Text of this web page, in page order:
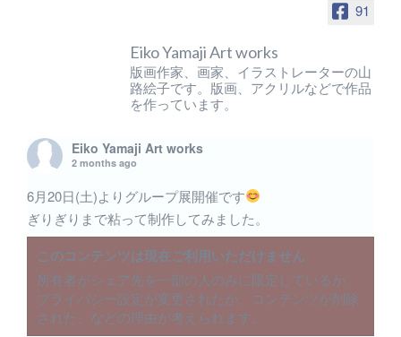
91
Eiko Yamaji Art works
版画作家、画家、イラストレーターの山
路絵子です。版画、アクリルなどで作品
を作っています。
Eiko Yamaji Art works
2 months ago
6月20日(土)よりグループ展開催です
ぎりぎりまで粘って制作してみました。
このコンテンツは現在ご利用いただけません
所有者がシェア先を一部の人のみに限定しているか、
プライバシー設定が変更されたか、コンテンツが削除
された、などの理由が考えられます。